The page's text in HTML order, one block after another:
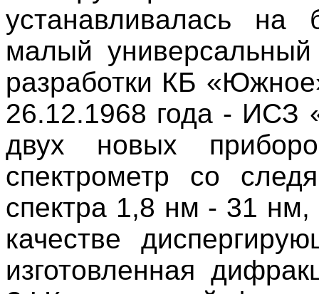
устанавливалась
малый универсальный
разработки КБ
26.12.1968 года -
двух новых
спектрометр со
спектра 1,8 нм - 31 нм,
качестве
изготовленная